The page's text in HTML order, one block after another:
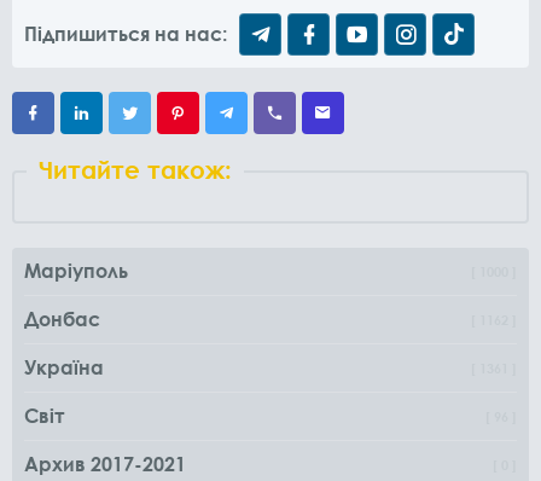
Підпишиться на нас:
Читайте також:
Маріуполь
Донбас
Україна
Світ
Архив 2017-2021